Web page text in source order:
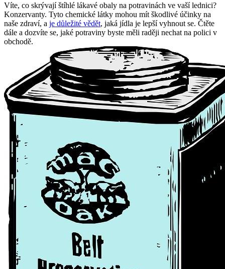
Víte, co skrývají štíhlé lákavé obaly na potravinách ve vaší lednici?
Konzervanty. Tyto chemické látky mohou mít škodlivé účinky na
naše zdraví, a je důležité vědět, jaká jídla je lepší vyhnout se. Čtěte
dále a dozvíte se, jaké potraviny byste měli raději nechat na polici v
obchodě.